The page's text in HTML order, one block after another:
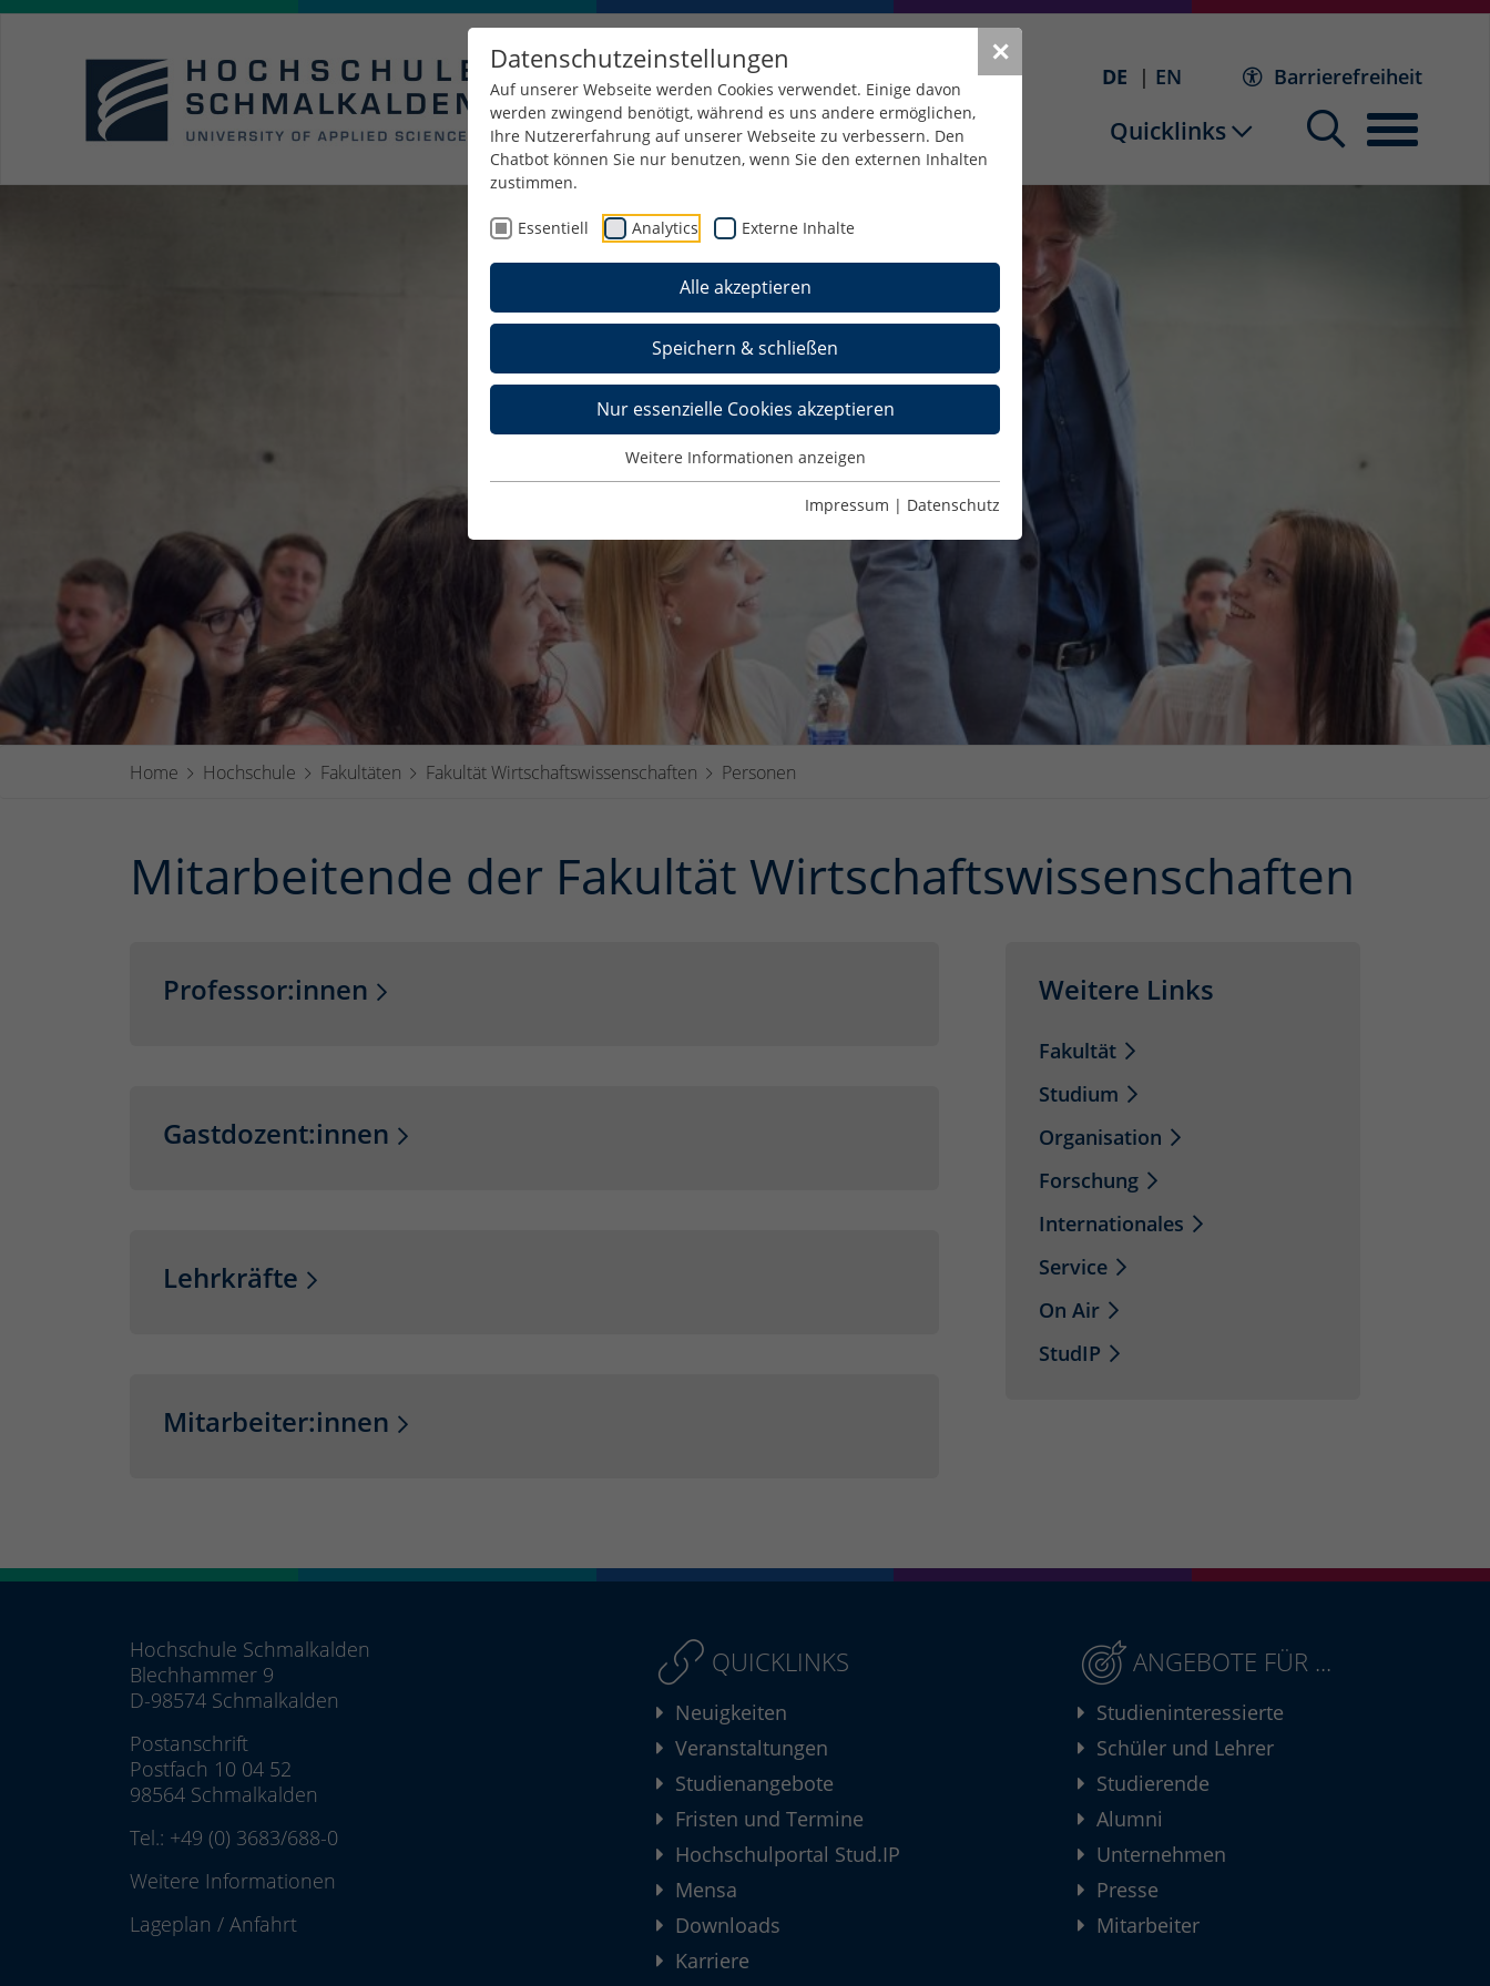
✕
Datenschutzeinstellungen
Auf unserer Webseite werden Cookies verwendet. Einige davon
werden zwingend benötigt, während es uns andere ermöglichen,
Ihre Nutzererfahrung auf unserer Webseite zu verbessern. Den
Chatbot können Sie nur benutzen, wenn Sie den externen Inhalten
zustimmen.
Essentiell Analytics Externe Inhalte
Alle akzeptieren
Speichern & schließen
Nur essenzielle Cookies akzeptieren
Weitere Informationen anzeigen
Impressum | Datenschutz
DE EN Barrierefreiheit
Quicklinks
Home Hochschule Fakultäten Fakultät Wirtschaftswissenschaften Personen
Mitarbeitende der Fakultät Wirtschaftswissenschaften
Professor:innen
Gastdozent:innen
Lehrkräfte
Mitarbeiter:innen
Weitere Links
Fakultät
Studium
Organisation
Forschung
Internationales
Service
On Air
StudIP
Hochschule Schmalkalden
Blechhammer 9
D-98574 Schmalkalden
Postanschrift
Postfach 10 04 52
98564 Schmalkalden
Tel.: +49 (0) 3683/688-0
Weitere Informationen
Lageplan / Anfahrt
QUICKLINKS
Neuigkeiten
Veranstaltungen
Studienangebote
Fristen und Termine
Hochschulportal Stud.IP
Mensa
Downloads
Karriere
ANGEBOTE FÜR ...
Studieninteressierte
Schüler und Lehrer
Studierende
Alumni
Unternehmen
Presse
Mitarbeiter